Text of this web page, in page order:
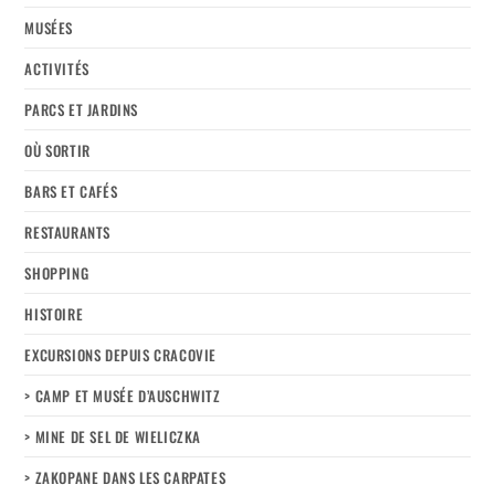
MUSÉES
ACTIVITÉS
PARCS ET JARDINS
OÙ SORTIR
BARS ET CAFÉS
RESTAURANTS
SHOPPING
HISTOIRE
EXCURSIONS DEPUIS CRACOVIE
> CAMP ET MUSÉE D’AUSCHWITZ
> MINE DE SEL DE WIELICZKA
> ZAKOPANE DANS LES CARPATES